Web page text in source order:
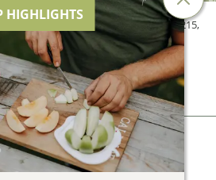
Genetti Doris, MwSt.-Nr. 02634840215,
IT021041A13XFXM5JR
Privacy & Cookies
by
HIGHLIGHTS